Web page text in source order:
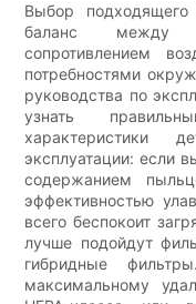
Выбор подходящего
баланс между
сопротивлением
потребностями
руководства по
узнать
характеристики
эксплуатации: если
содержанием
эффективностью
всего беспокоит
лучше подойдут
гибридные
максимальному